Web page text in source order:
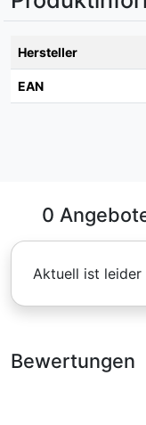
Hersteller
EAN
0
Aktuell ist
Bewertungen